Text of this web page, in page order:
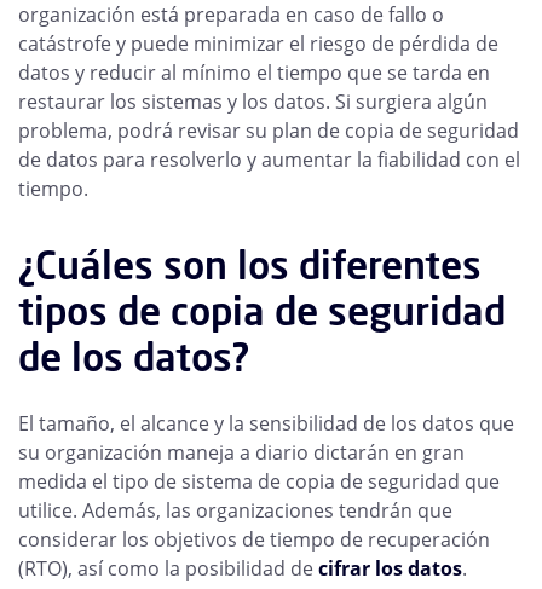
organización está preparada en caso de fallo o
catástrofe y puede minimizar el riesgo de pérdida de
datos y reducir al mínimo el tiempo que se tarda en
restaurar los sistemas y los datos. Si surgiera algún
problema, podrá revisar su plan de copia de seguridad
de datos para resolverlo y aumentar la fiabilidad con el
tiempo.
¿Cuáles son los diferentes
tipos de copia de seguridad
de los datos?
El tamaño, el alcance y la sensibilidad de los datos que
su organización maneja a diario dictarán en gran
medida el tipo de sistema de copia de seguridad que
utilice. Además, las organizaciones tendrán que
considerar los objetivos de tiempo de recuperación
(RTO), así como la posibilidad decifrar los datos.